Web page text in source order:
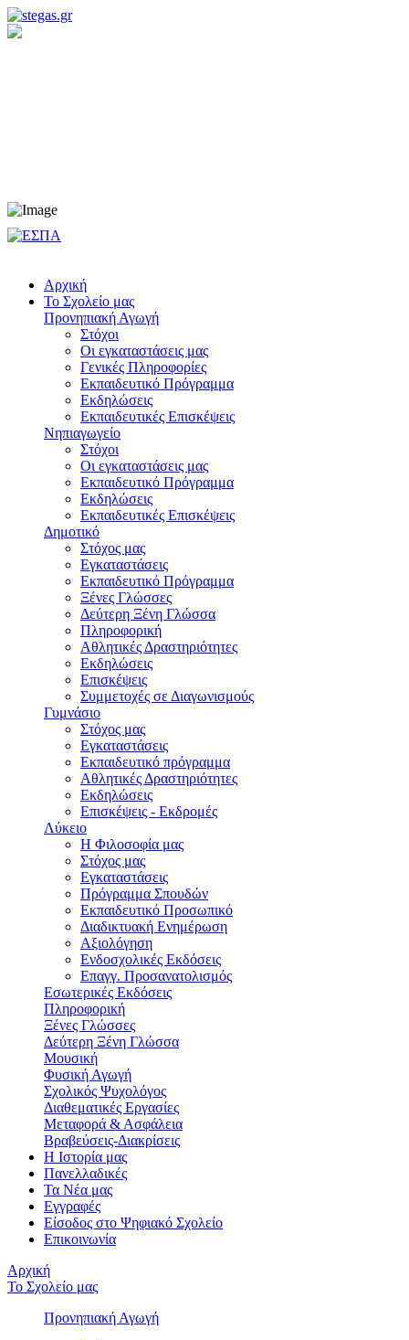
Αρχική
Το Σχολείο μας
Προνηπιακή Αγωγή
Στόχοι
Οι εγκαταστάσεις μας
Γενικές Πληροφορίες
Εκπαιδευτικό Πρόγραμμα
Εκδηλώσεις
Εκπαιδευτικές Eπισκέψεις
Νηπιαγωγείο
Στόχοι
Οι εγκαταστάσεις μας
Εκπαιδευτικό Πρόγραμμα
Εκδηλώσεις
Εκπαιδευτικές Eπισκέψεις
Δημοτικό
Στόχος μας
Εγκαταστάσεις
Εκπαιδευτικό Πρόγραμμα
Ξένες Γλώσσες
Δεύτερη Ξένη Γλώσσα
Πληροφορική
Αθλητικές Δραστηριότητες
Εκδηλώσεις
Επισκέψεις
Συμμετοχές σε Διαγωνισμούς
Γυμνάσιο
Στόχος μας
Εγκαταστάσεις
Εκπαιδευτικό πρόγραμμα
Αθλητικές Δραστηριότητες
Εκδηλώσεις
Επισκέψεις - Εκδρομές
Λύκειο
Η Φιλοσοφία μας
Στόχος μας
Εγκαταστάσεις
Πρόγραμμα Σπουδών
Εκπαιδευτικό Προσωπικό
Διαδικτυακή Ενημέρωση
Αξιολόγηση
Ενδοσχολικές Εκδόσεις
Επαγγ. Προσανατολισμός
Εσωτερικές Εκδόσεις
Πληροφορική
Ξένες Γλώσσες
Δεύτερη Ξένη Γλώσσα
Μουσική
Φυσική Αγωγή
Σχολικός Ψυχολόγος
Διαθεματικές Εργασίες
Μεταφορά & Ασφάλεια
Βραβεύσεις-Διακρίσεις
Η Ιστορία μας
Πανελλαδικές
Τα Νέα μας
Εγγραφές
Είσοδος στο Ψηφιακό Σχολείο
Επικοινωνία
Αρχική
Το Σχολείο μας
Προνηπιακή Αγωγή